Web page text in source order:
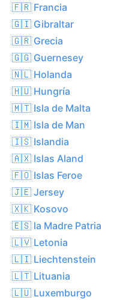
🇫🇷 Francia
🇬🇮 Gibraltar
🇬🇷 Grecia
🇬🇬 Guernesey
🇳🇱 Holanda
🇭🇺 Hungría
🇲🇹 Isla de Malta
🇮🇲 Isla de Man
🇮🇸 Islandia
🇦🇽 Islas Aland
🇫🇴 Islas Feroe
🇯🇪 Jersey
🇽🇰 Kosovo
🇪🇸 la Madre Patria
🇱🇻 Letonia
🇱🇮 Liechtenstein
🇱🇹 Lituania
🇱🇺 Luxemburgo